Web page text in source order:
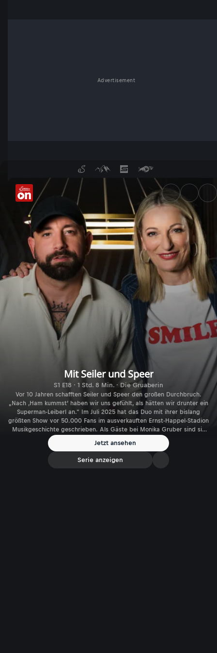
Advertisement
Monika Gruber mit Seiler
Mit Seiler und Speer
S1 E18 · 1 Std. 8 Min. · Die Gruaberin
Vor 10 Jahren schafften Seiler und Speer den großen Durchbruch.
„Nach ,Ham kummst’ haben wir uns gefühlt, als hätten wir drunter ein
Superman-Leiberl an.“ Im Juli 2025 hat das Duo mit ihrer bislang
größten Show vor 50.000 Fans im ausverkauften Ernst-Happel-Stadion
Musikgeschichte geschrieben. Als Gäste bei Monika Gruber sind sie
immer noch so, wie die Fans sie kennen und schätzen: nahbar und
bodenständig. „Man soll sich ernst nehmen, aber nicht zu ernst“, so
das Duo.
Jetzt ansehen
Serie anzeigen